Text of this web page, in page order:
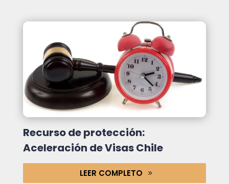
Recurso de protección:
Aceleración de Visas Chile
LEER COMPLETO